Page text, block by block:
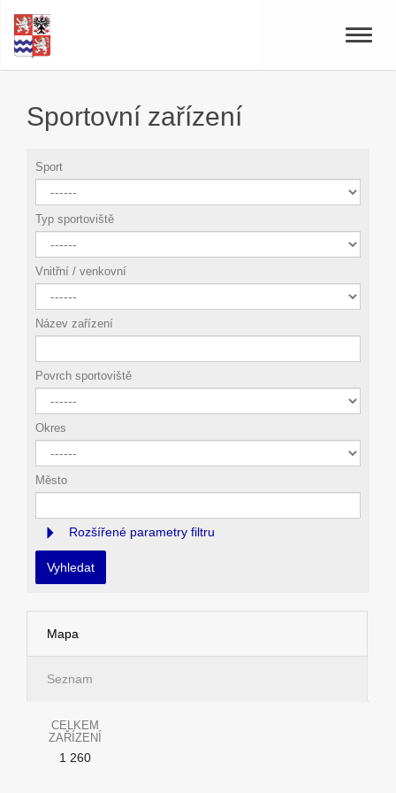
Toggle
Sportovní zařízení
Sport
Typ sportoviště
Vnitřní / venkovní
Název zařízení
Povrch sportoviště
Okres
Město
Rozšířené parametry filtru
Vyhledat
Mapa
Seznam
CELKEM
ZAŘÍZENÍ
1 260